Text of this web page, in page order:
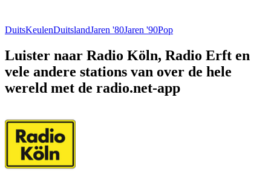
DuitsKeulenDuitslandJaren '80Jaren '90Pop
Luister naar Radio Köln, Radio Erft en
vele andere stations van over de hele
wereld met de radio.net-app